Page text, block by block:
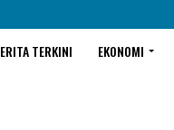
TERKINI EKONOMI